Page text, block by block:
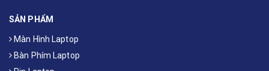
SẢN PHẨM
Màn Hình Laptop
Bàn Phím Laptop